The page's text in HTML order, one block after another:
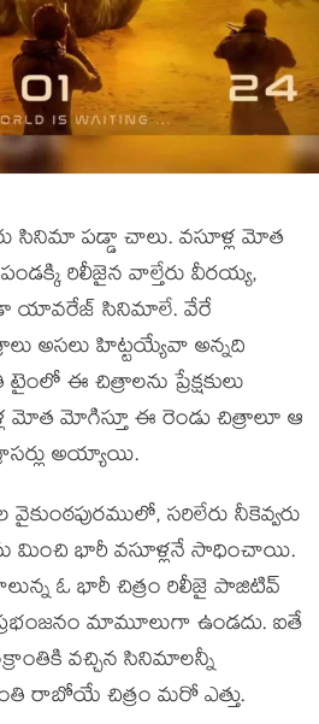
సినిమా పడ్డా చాలు. వసూళ్ల మోత
రిలీజైన వాల్తేరు వీరయ్య,
యావరేజ్ సినిమాలే. వేరే
అసలు హిట్టయ్యేవా అన్నది
ఈ చిత్రాలను ప్రేక్షకులు
మోత మోగిస్తూ ఈ రెండు చిత్రాలూ ఆ
అయ్యాయి.
సరిలేరు నీకెవ్వరు
మించి భారీ వసూళ్లనే సాధించాయి.
ఓ భారీ చిత్రం రిలీజై పాజిటివ్
మామూలుగా ఉండదు. ఐతే
వచ్చిన సినిమాలన్నీ
రాబోయే చిత్రం మరో ఎత్తు.